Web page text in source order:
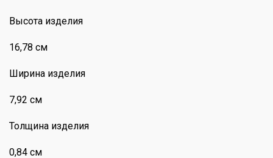
Высота изделия
16,78 см
Ширина изделия
7,92 см
Толщина изделия
0,84 см